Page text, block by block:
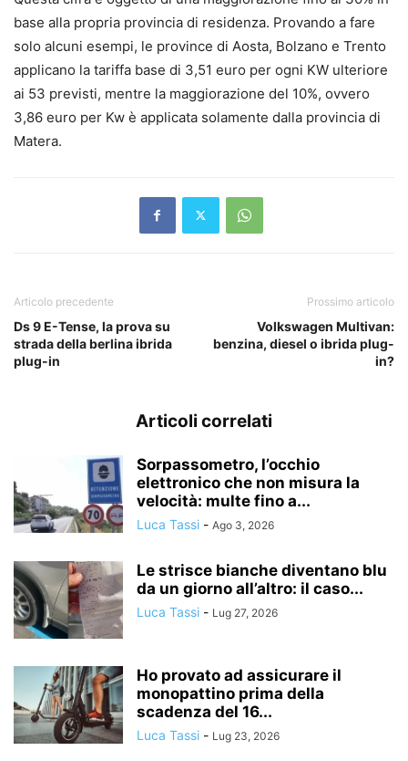
base alla propria provincia di residenza. Provando a fare
solo alcuni esempi, le province di Aosta, Bolzano e Trento
applicano la tariffa base di 3,51 euro per ogni KW ulteriore
ai 53 previsti, mentre la maggiorazione del 10%, ovvero
3,86 euro per Kw è applicata solamente dalla provincia di
Matera.
Articolo precedente
Ds 9 E-Tense, la prova su
strada della berlina ibrida
plug-in
Prossimo articolo
Volkswagen Multivan:
benzina, diesel o ibrida plug-
in?
Articoli correlati
Sorpassometro, l’occhio
elettronico che non misura la
velocità: multe fino a...
Luca Tassi - Ago 3, 2026
Le strisce bianche diventano blu
da un giorno all’altro: il caso...
Luca Tassi - Lug 27, 2026
Ho provato ad assicurare il
monopattino prima della
scadenza del 16...
Luca Tassi - Lug 23, 2026